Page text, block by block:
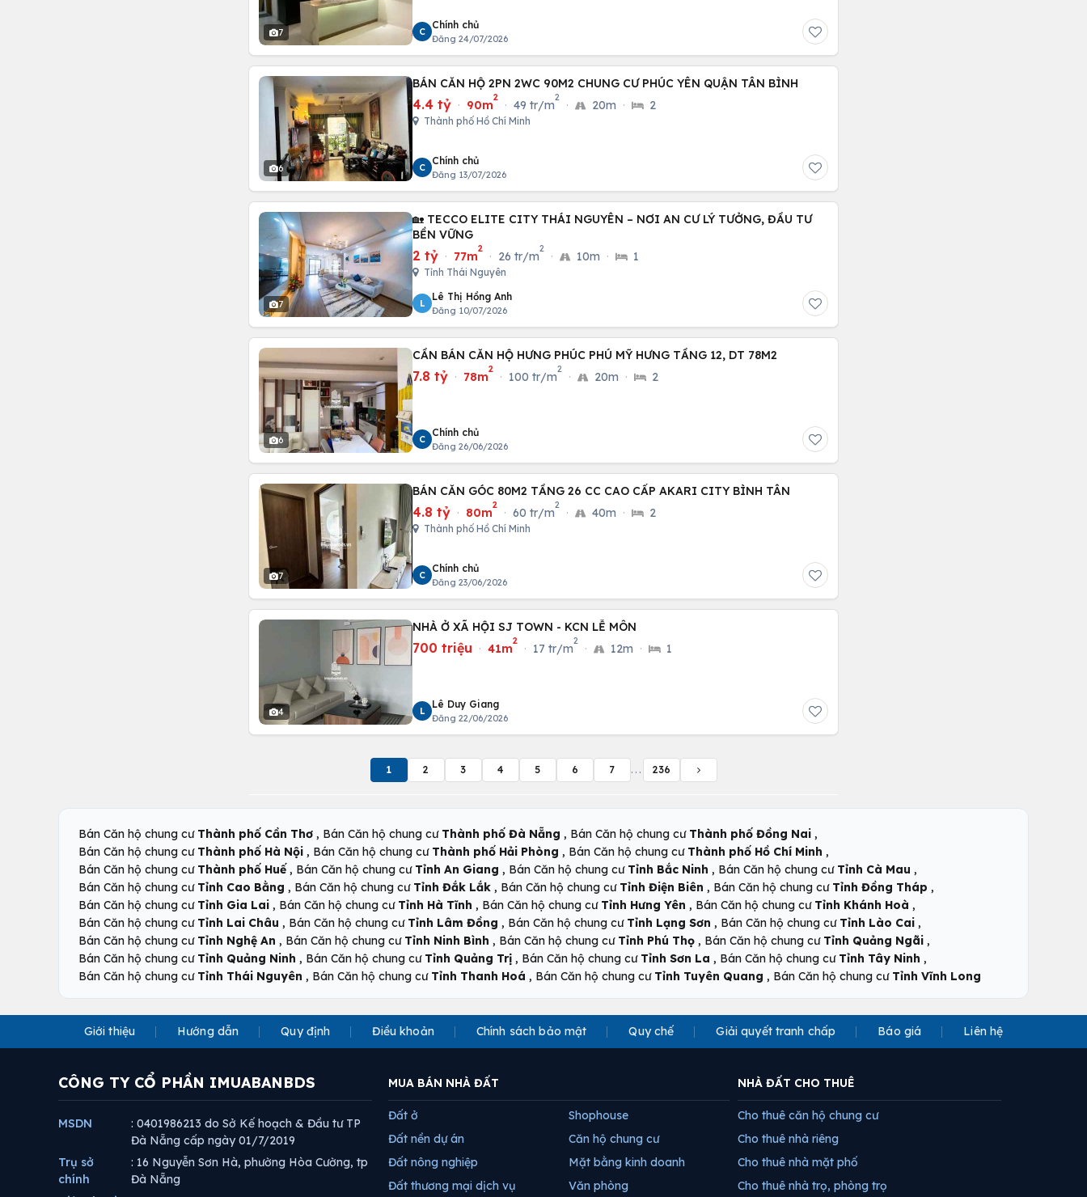
7 C
Chính chủ
Đăng 24/07/2026
6
BÁN CĂN HỘ 2PN 2WC 90M2 CHUNG CƯ PHÚC YÊN QUẬN TÂN BÌNH
4.4 tỷ · 90m
2
· 49 tr/m
2
· 20m · 2
Thành phố Hồ Chí Minh
C
Chính chủ
Đăng 13/07/2026
7
🏡 TECCO ELITE CITY THÁI NGUYÊN – NƠI AN CƯ LÝ TƯỞNG, ĐẦU TƯ
BỀN VỮNG
2 tỷ · 77m
2
· 26 tr/m
2
· 10m · 1
Tỉnh Thái Nguyên
L
Lê Thị Hồng Anh
Đăng 10/07/2026
6
CẦN BÁN CĂN HỘ HƯNG PHÚC PHÚ MỸ HƯNG TẦNG 12, DT 78M2
7.8 tỷ · 78m
2
· 100 tr/m
2
· 20m · 2
C
Chính chủ
Đăng 26/06/2026
7
BÁN CĂN GÓC 80M2 TẦNG 26 CC CAO CẤP AKARI CITY BÌNH TÂN
4.8 tỷ · 80m
2
· 60 tr/m
2
· 40m · 2
Thành phố Hồ Chí Minh
C
Chính chủ
Đăng 23/06/2026
4
NHÀ Ở XÃ HỘI SJ TOWN - KCN LỄ MÔN
700 triệu · 41m
2
· 17 tr/m
2
· 12m · 1
L
Lê Duy Giang
Đăng 22/06/2026
1 2 3 4 5 6 7 ... 236
Bán Căn hộ chung cư Thành phố Cần Thơ , Bán Căn hộ chung cư Thành phố Đà Nẵng , Bán Căn hộ chung cư Thành phố Đồng Nai ,
Bán Căn hộ chung cư Thành phố Hà Nội , Bán Căn hộ chung cư Thành phố Hải Phòng , Bán Căn hộ chung cư Thành phố Hồ Chí Minh ,
Bán Căn hộ chung cư Thành phố Huế , Bán Căn hộ chung cư Tỉnh An Giang , Bán Căn hộ chung cư Tỉnh Bắc Ninh , Bán Căn hộ chung cư Tỉnh Cà Mau ,
Bán Căn hộ chung cư Tỉnh Cao Bằng , Bán Căn hộ chung cư Tỉnh Đắk Lắk , Bán Căn hộ chung cư Tỉnh Điện Biên , Bán Căn hộ chung cư Tỉnh Đồng Tháp ,
Bán Căn hộ chung cư Tỉnh Gia Lai , Bán Căn hộ chung cư Tỉnh Hà Tĩnh , Bán Căn hộ chung cư Tỉnh Hưng Yên , Bán Căn hộ chung cư Tỉnh Khánh Hoà ,
Bán Căn hộ chung cư Tỉnh Lai Châu , Bán Căn hộ chung cư Tỉnh Lâm Đồng , Bán Căn hộ chung cư Tỉnh Lạng Sơn , Bán Căn hộ chung cư Tỉnh Lào Cai ,
Bán Căn hộ chung cư Tỉnh Nghệ An , Bán Căn hộ chung cư Tỉnh Ninh Bình , Bán Căn hộ chung cư Tỉnh Phú Thọ , Bán Căn hộ chung cư Tỉnh Quảng Ngãi ,
Bán Căn hộ chung cư Tỉnh Quảng Ninh , Bán Căn hộ chung cư Tỉnh Quảng Trị , Bán Căn hộ chung cư Tỉnh Sơn La , Bán Căn hộ chung cư Tỉnh Tây Ninh ,
Bán Căn hộ chung cư Tỉnh Thái Nguyên , Bán Căn hộ chung cư Tỉnh Thanh Hoá , Bán Căn hộ chung cư Tỉnh Tuyên Quang , Bán Căn hộ chung cư Tỉnh Vĩnh Long
Giới thiệu Hướng dẫn Quy định Điều khoản Chính sách bảo mật Quy chế Giải quyết tranh chấp Báo giá Liên hệ
CÔNG TY CỔ PHẦN IMUABANBDS
MSDN
: 0401986213 do Sở Kế hoạch & Đầu tư TP
Đà Nẵng cấp ngày 01/7/2019
Trụ sở
chính
: 16 Nguyễn Sơn Hà, phường Hòa Cường, tp
Đà Nẵng
MUA BÁN NHÀ ĐẤT
Đất ở
Đất nền dự án
Đất nông nghiệp
Đất thương mại dịch vụ
Shophouse
Căn hộ chung cư
Mặt bằng kinh doanh
Văn phòng
NHÀ ĐẤT CHO THUÊ
Cho thuê căn hộ chung cư
Cho thuê nhà riêng
Cho thuê nhà mặt phố
Cho thuê nhà trọ, phòng trọ